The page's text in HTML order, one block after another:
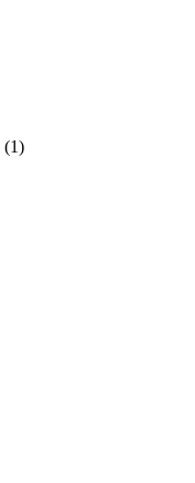
(1)